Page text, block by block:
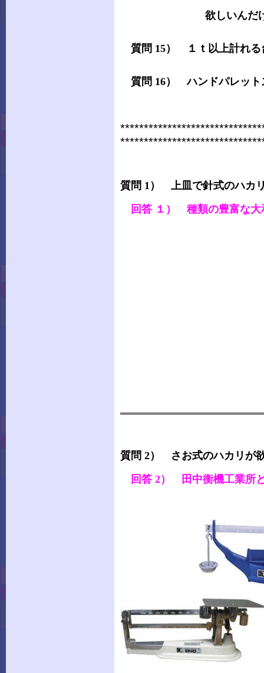
欲しいんだけど
質問 15） １ｔ以上計れる
質問 16） ハンドパレット
質問 1） 上皿で針式のハカ
回答 １） 種類の豊富な大
質問 2） さお式のハカリが
回答 2） 田中衡機工業所